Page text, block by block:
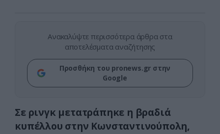
Ανακαλύψτε περισσότερα άρθρα στα
αποτελέσματα αναζήτησης
Προσθήκη του pronews.gr στην
Google
Σε ρινγκ μετατράπηκε η βραδιά
κυπέλλου στην Κωνσταντινούπολη,